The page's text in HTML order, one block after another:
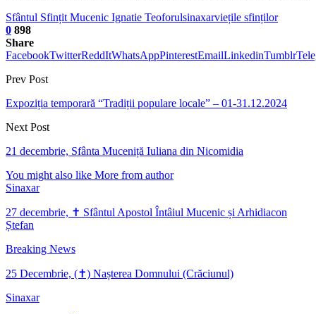
Sfântul Sfințit Mucenic Ignatie Teoforulsinaxarviețile sfinților
0 898
Share
FacebookTwitterReddItWhatsAppPinterestEmailLinkedinTumblr
Prev Post
Expoziția temporară “Tradiții populare locale” – 01-31.12.2024
Next Post
21 decembrie, Sfânta Muceniță Iuliana din Nicomidia
You might also like More from author
Sinaxar
27 decembrie, ✝ Sfântul Apostol Întâiul Mucenic și Arhidiacon
Ștefan
Breaking News
25 Decembrie, (✝) Nașterea Domnului (Crăciunul)
Sinaxar